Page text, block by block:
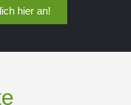
hier an!